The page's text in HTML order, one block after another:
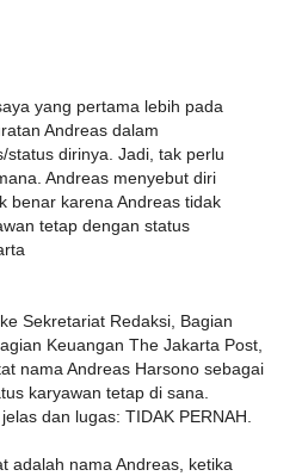
yang pertama lebih pada
Andreas dalam
status dirinya. Jadi, tak perlu
Andreas menyebut diri
benar karena Andreas tidak
tetap dengan status
Sekretariat Redaksi, Bagian
Keuangan The Jakarta Post,
nama Andreas Harsono sebagai
karyawan tetap di sana.
dan lugas: TIDAK PERNAH.
adalah nama Andreas, ketika